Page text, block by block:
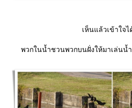
เห็นแล้วเข้าใจไ
พวกในน้ำชวนพวกบนฝั่งให้มาเล่นน้